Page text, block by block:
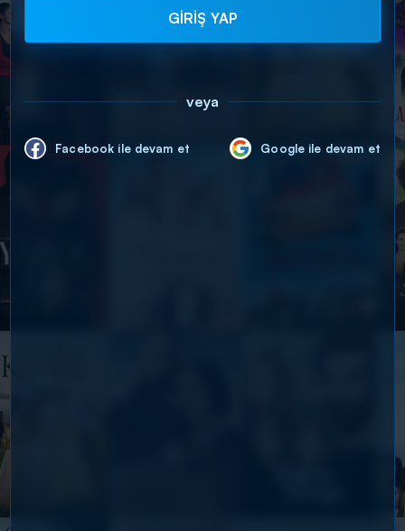
GİRİŞ YAP
veya
Facebook ile devam et Google ile devam et